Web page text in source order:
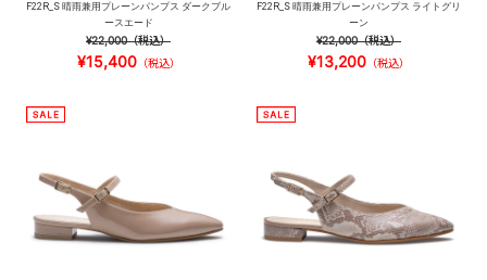
F22R_S 晴雨兼用プレーンパンプス ダークブル
ースエード
¥22,000（税込）
¥15,400（税込）
F22R_S 晴雨兼用プレーンパンプス ライトグリ
ーン
¥22,000（税込）
¥13,200 （税込）